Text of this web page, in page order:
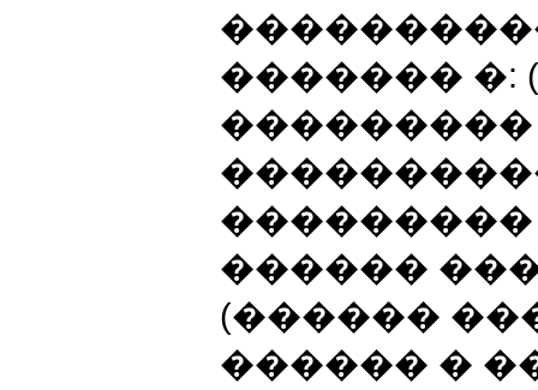
������� �:
������
(������
������ �